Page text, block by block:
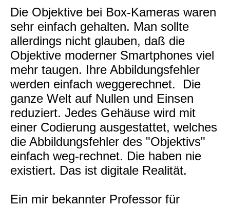
Die Objektive bei Box-Kameras waren
sehr einfach gehalten. Man sollte
allerdings nicht glauben, daß die
Objektive moderner Smartphones viel
mehr taugen. Ihre Abbildungsfehler
werden einfach weggerechnet. Die
ganze Welt auf Nullen und Einsen
reduziert. Jedes Gehäuse wird mit
einer Codierung ausgestattet, welches
die Abbildungsfehler des "Objektivs"
einfach weg-rechnet. Die haben nie
existiert. Das ist digitale Realität.
Ein mir bekannter Professor für